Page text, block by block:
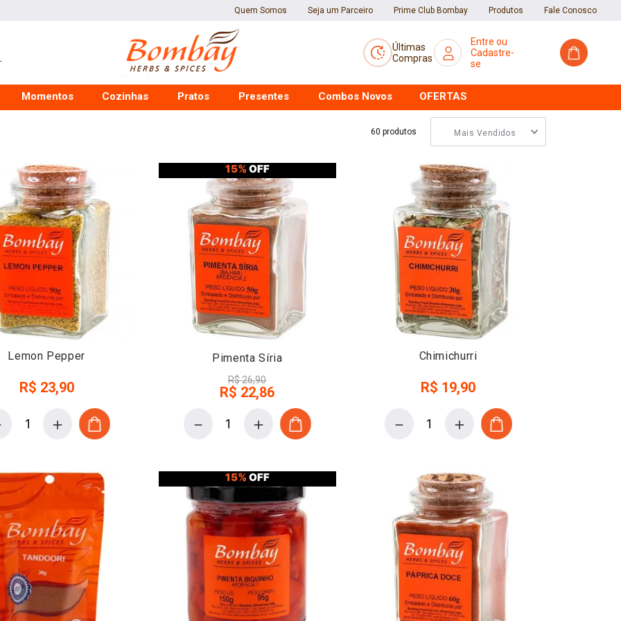
Quem Somos Seja um Parceiro Prime Club Bombay Produtos Fale Conosco
Últimas
Compras
Momentos Cozinhas Pratos Presentes Combos Novos OFERTAS
60 produtos Mais Vendidos
Lemon Pepper
R$ 23,90
＋
15%OFF
Pimenta Síria
R$26,90
R$ 22,86
＋
－
Chimichurri
R$ 19,90
＋
－
15%OFF